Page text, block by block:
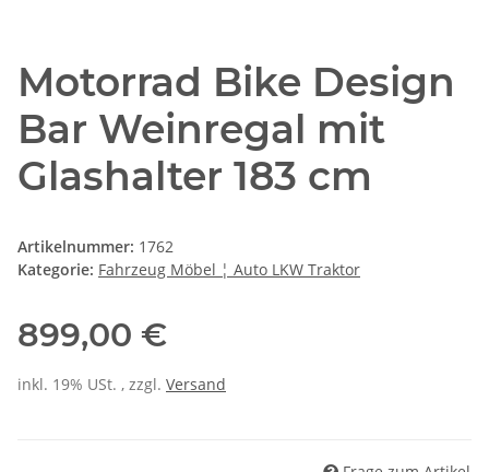
Motorrad Bike Design
Bar Weinregal mit
Glashalter 183 cm
Artikelnummer: 1762
Kategorie: Fahrzeug Möbel ¦ Auto LKW Traktor
899,00 €
inkl. 19% USt. , zzgl. Versand